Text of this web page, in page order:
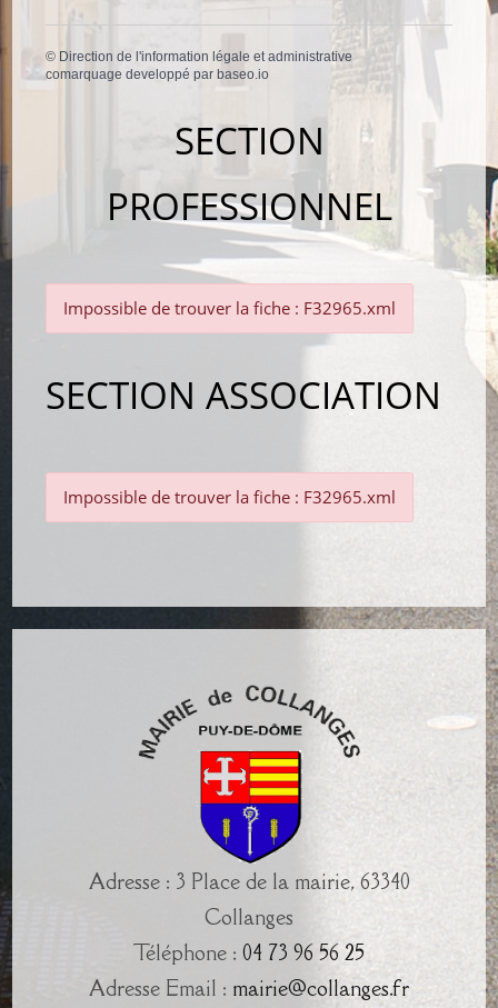
© Direction de l'information légale et administrative
comarquage developpé parbaseo.io
SECTION
PROFESSIONNEL
Impossible de trouver la fiche : F32965.xml
SECTION ASSOCIATION
Impossible de trouver la fiche : F32965.xml
Adresse : 3 Place de la mairie, 63340
Collanges
Téléphone : 04 73 96 56 25
Adresse Email : mairie@collanges.fr